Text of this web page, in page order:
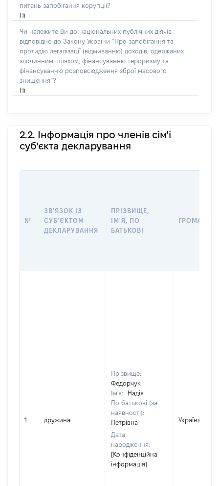
питань запобігання корупції?
Ні
Чи належите Ви до національних публічних діячів
відповідно до Закону України “Про запобігання та
протидію легалізації (відмиванню) доходів, одержаних
злочинним шляхом, фінансуванню тероризму та
фінансуванню розповсюдження зброї масового
знищення”?
Ні
2.2. Інформація про членів сім'ї
суб'єкта декларування
№
ЗВ'ЯЗОК ІЗ
СУБ'ЄКТОМ
ДЕКЛАРУВАННЯ
ПРІЗВИЩЕ,
ІМ'Я, ПО
БАТЬКОВІ
1 дружина
Прізвище:
Федорчук
Ім'я:
Надія
По батькові (за
наявності):
Петрівна
Дата
народження:
[Конфіденційна
інформація]
Україна